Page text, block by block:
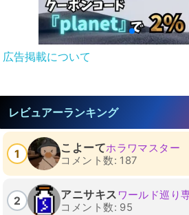
広告掲載について
レビュアーランキング
1 こよーてホラワマスター
コメント数: 187
2 アニサキス ワールド巡り
コメント数: 95